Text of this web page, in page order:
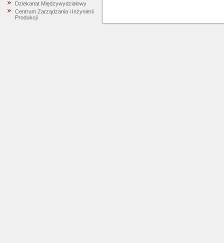
Dziekanat Międzywydziałowy
Centrum Zarządzania i Inżynierii
Produkcji